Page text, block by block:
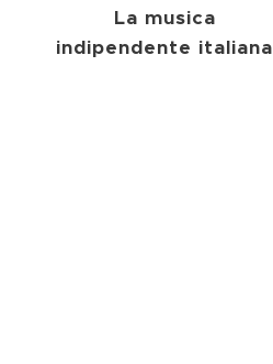
La musica
indipendente italiana